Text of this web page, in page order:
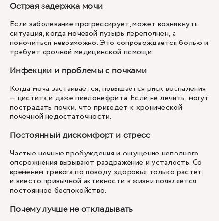
Острая задержка мочи
Если заболевание прогрессирует, может возникнуть
ситуация, когда мочевой пузырь переполнен, а
помочиться невозможно. Это сопровождается болью и
требует срочной медицинской помощи.
Инфекции и проблемы с почками
Когда моча застаивается, повышается риск воспаления
— цистита и даже пиелонефрита. Если не лечить, могут
пострадать почки, что приведет к хронической
почечной недостаточности.
Постоянный дискомфорт и стресс
Частые ночные пробуждения и ощущение неполного
опорожнения вызывают раздражение и усталость. Со
временем тревога по поводу здоровья только растет,
и вместо привычной активности в жизни появляется
постоянное беспокойство.
Почему лучше не откладывать